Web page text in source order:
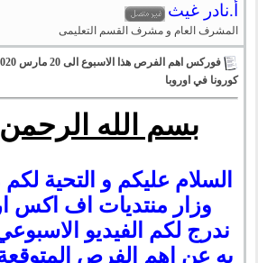
أ.نادر غيث
المشرف العام و مشرف القسم التعليمى
كورونا في اوروبا
بسم الله
السلام عليكم و التحية لكم
وزار منتديات اف اكس
ندرج لكم
الفيديو
به عن اهم الفرص